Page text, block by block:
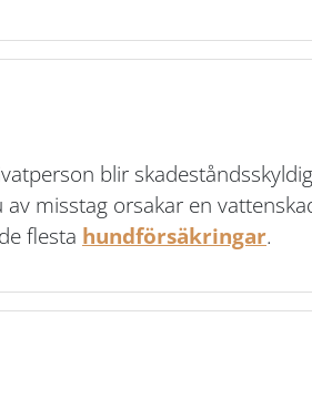
blir
misstag orsakar en
flesta hundförsäkringar.